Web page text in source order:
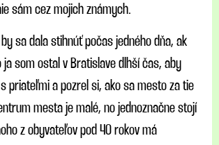
sám cez mojich známych.
sa dala stihnúť počas jedného dňa, ak
ja som ostal v Bratislave dlhší čas, aby
priateľmi a pozrel si, ako sa mesto za tie
mesta je malé, no jednoznačne stojí
z obyvateľov pod 40 rokov má